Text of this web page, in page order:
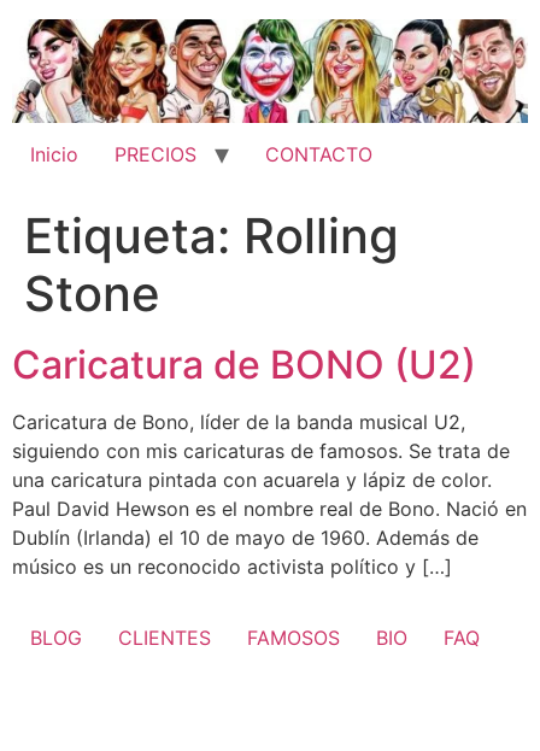
contenido
Inicio PRECIOS CONTACTO
Etiqueta: Rolling
Stone
Caricatura de BONO (U2)
Caricatura de Bono, líder de la banda musical U2,
siguiendo con mis caricaturas de famosos. Se trata de
una caricatura pintada con acuarela y lápiz de color.
Paul David Hewson es el nombre real de Bono. Nació en
Dublín (Irlanda) el 10 de mayo de 1960. Además de
músico es un reconocido activista político y […]
BLOG CLIENTES FAMOSOS BIO FAQ